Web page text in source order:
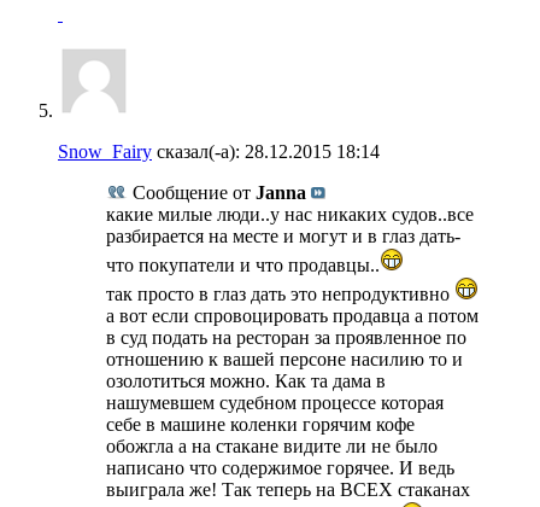
Snow_Fairy сказал(-а): 28.12.2015 18:14
Сообщение от Janna
какие милые люди..у нас никаких судов..все
разбирается на месте и могут и в глаз дать-
что покупатели и что продавцы..
так просто в глаз дать это непродуктивно
а вот если спровоцировать продавца а потом
в суд подать на ресторан за проявленное по
отношению к вашей персоне насилию то и
озолотиться можно. Как та дама в
нашумевшем судебном процессе которая
себе в машине коленки горячим кофе
обожгла а на стакане видите ли не было
написано что содержимое горячее. И ведь
выиграла же! Так теперь на ВСЕХ стаканах